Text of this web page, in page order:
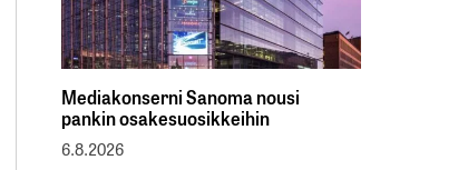
Mediakonserni Sanoma nousi
pankin osakesuosikkeihin
6.8.2026